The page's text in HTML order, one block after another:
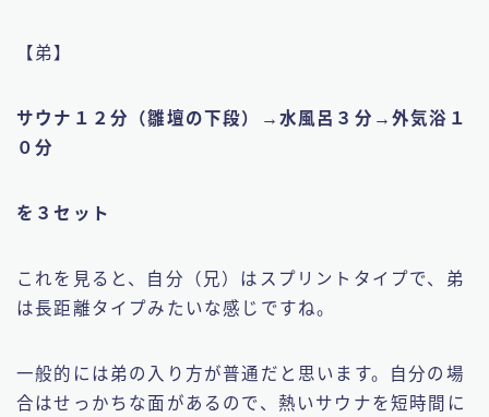
【弟】
サウナ１２分（雛壇の下段）→水風呂３分→外気浴１
０分
を３セット
これを見ると、自分（兄）はスプリントタイプで、弟
は長距離タイプみたいな感じですね。
一般的には弟の入り方が普通だと思います。自分の場
合はせっかちな面があるので、熱いサウナを短時間に